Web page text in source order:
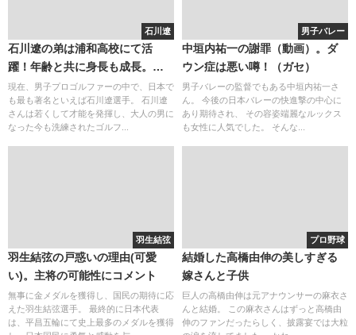
石川遼
石川遼の弟は浦和高校にて活
躍！年齢と共に身長も成長。キ
ャディーとしても活躍
現在、男子プロゴルファーの中で、日本で
も最も著名といえば石川遼選手。 石川遼
さんは若くして才能を発揮し、大人の男に
なった今も洗練されたゴルフ...
男子バレー
中垣内祐一の謝罪（動画）。ダ
ウン症は悪い噂！（ガセ）
男子バレーの監督でもある中垣内祐一さ
ん。 今後の日本バレーの快進撃の中心に
あり期待され、 その容姿端麗なルックス
も女性に人気でした。 そんな...
羽生結弦
羽生結弦の戸惑いの理由(可愛
い)。主将の可能性にコメント
無事に金メダルを獲得し、国民の期待に応
えた羽生結弦選手。 最終的に日本代表
は、平昌五輪にて史上最多のメダルを獲得
プロ野球
結婚した高橋由伸の美しすぎる
嫁さんと子供
巨人の高橋由伸は元アナウンサーの麻衣さ
んと結婚。 この麻衣さんはずっと高橋由
伸のファンだったらしく、披露宴では大粒